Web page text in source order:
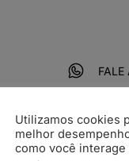
FALE
Utilizamos cookies
melhor
como você